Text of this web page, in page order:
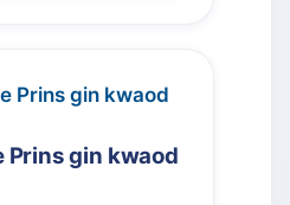
Prins gin kwaod